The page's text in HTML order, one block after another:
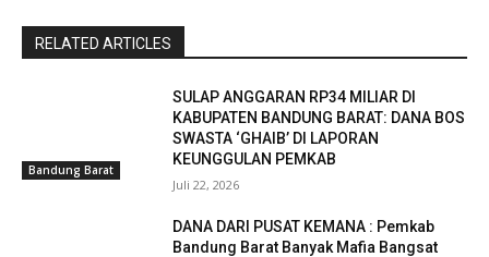
RELATED ARTICLES
Bandung Barat
SULAP ANGGARAN RP34 MILIAR DI
KABUPATEN BANDUNG BARAT: DANA BOS
SWASTA ‘GHAIB’ DI LAPORAN
KEUNGGULAN PEMKAB
Juli 22, 2026
DANA DARI PUSAT KEMANA : Pemkab
Bandung Barat Banyak Mafia Bangsat